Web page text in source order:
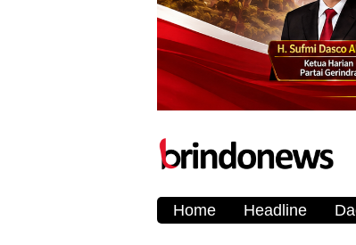
Home Headline